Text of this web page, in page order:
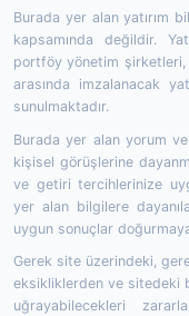
Burada yer alan yatırım
kapsamında değildir.
portföy yönetim
arasında imzalanacak
sunulmaktadır.
Burada yer alan yorum
kişisel görüşlerine
ve getiri tercihlerinize
yer alan bilgilere
uygun sonuçlar
Gerek site üzerindeki,
eksikliklerden ve sitedeki
uğrayabilecekleri